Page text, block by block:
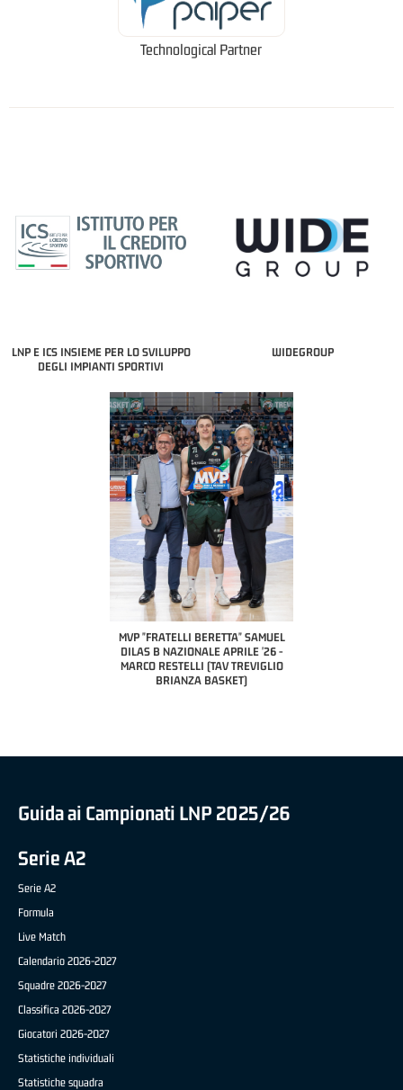
Technological Partner
LNP E ICS INSIEME PER LO SVILUPPO
DEGLI IMPIANTI SPORTIVI
WIDEGROUP
MVP "FRATELLI BERETTA" SAMUEL
DILAS B NAZIONALE APRILE '26 -
MARCO RESTELLI (TAV TREVIGLIO
BRIANZA BASKET)
Guida ai Campionati LNP 2025/26
Serie A2
Serie A2
Formula
Live Match
Calendario 2026-2027
Squadre 2026-2027
Classifica 2026-2027
Giocatori 2026-2027
Statistiche individuali
Statistiche squadra